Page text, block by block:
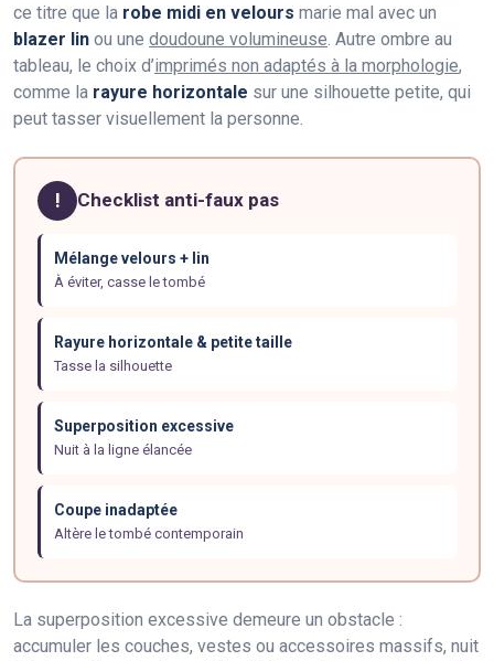
ce titre que la robe midi en velours marie mal avec un
blazer lin ou une doudoune volumineuse . Autre ombre au
tableau, le choix d’imprimés non adaptés à la morphologie,
comme la rayure horizontale sur une silhouette petite, qui
peut tasser visuellement la personne.
! Checklist anti-faux pas
Mélange velours + lin
À éviter, casse le tombé
Rayure horizontale & petite taille
Tasse la silhouette
Superposition excessive
Nuit à la ligne élancée
Coupe inadaptée
Altère le tombé contemporain
La superposition excessive demeure un obstacle :
accumuler les couches, vestes ou accessoires massifs, nuit